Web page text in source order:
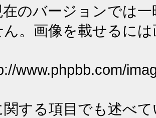
のバージョンでは
。画像を載せるに
www.phpbb.com/
関する項目でも述べ